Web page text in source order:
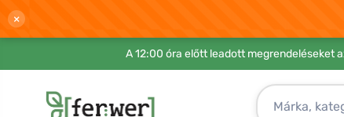
×
A 12:00 óra előtt leadott megrendeléseket